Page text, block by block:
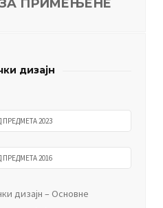
ПРИMEЊEНE
дизајн
2023
2016
дизајн – Основне